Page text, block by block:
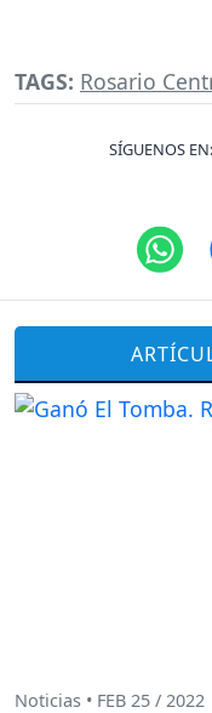
TAGS: Rosario
SÍGUENOS EN:
Noticias • FEB 25 / 2022